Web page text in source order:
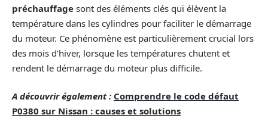
préchauffage sont des éléments clés qui élèvent la
température dans les cylindres pour faciliter le démarrage
du moteur. Ce phénomène est particulièrement crucial lors
des mois d’hiver, lorsque les températures chutent et
rendent le démarrage du moteur plus difficile.
A découvrir également : Comprendre le code défaut
P0380 sur Nissan : causes et solutions